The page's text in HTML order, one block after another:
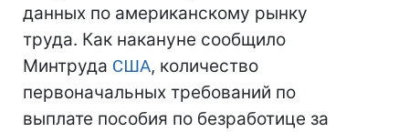
данных по американскому рынку
труда. Как накануне сообщило
Минтруда США, количество
первоначальных требований по
выплате пособия по безработице за